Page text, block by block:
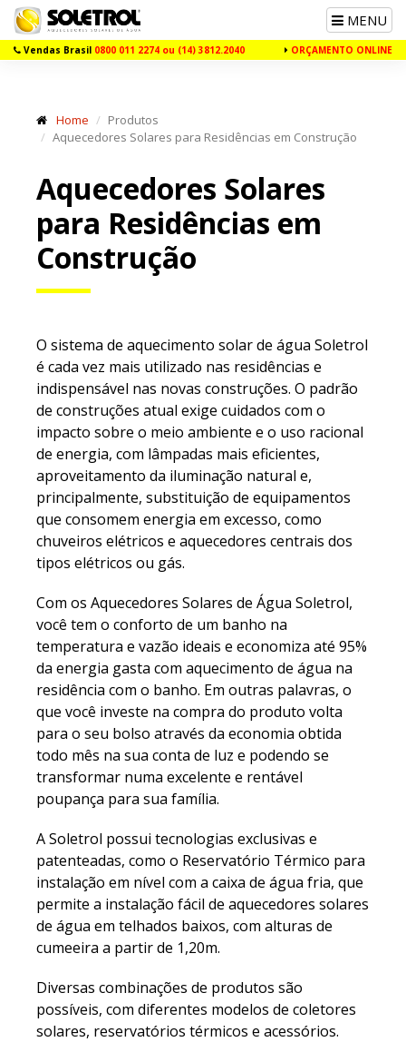
Toggle
navigation
MENU
Vendas Brasil 0800 011 2274 ou (14) 3812.2040 ORÇAMENTO ONLINE
Home
Produtos
Aquecedores Solares para Residências em Construção
Aquecedores Solares
para Residências em
Construção
O sistema de aquecimento solar de água Soletrol
é cada vez mais utilizado nas residências e
indispensável nas novas construções. O padrão
de construções atual exige cuidados com o
impacto sobre o meio ambiente e o uso racional
de energia, com lâmpadas mais eficientes,
aproveitamento da iluminação natural e,
principalmente, substituição de equipamentos
que consomem energia em excesso, como
chuveiros elétricos e aquecedores centrais dos
tipos elétricos ou gás.
Com os Aquecedores Solares de Água Soletrol,
você tem o conforto de um banho na
temperatura e vazão ideais e economiza até 95%
da energia gasta com aquecimento de água na
residência com o banho. Em outras palavras, o
que você investe na compra do produto volta
para o seu bolso através da economia obtida
todo mês na sua conta de luz e podendo se
transformar numa excelente e rentável
poupança para sua família.
A Soletrol possui tecnologias exclusivas e
patenteadas, como o Reservatório Térmico para
instalação em nível com a caixa de água fria, que
permite a instalação fácil de aquecedores solares
de água em telhados baixos, com alturas de
cumeeira a partir de 1,20m.
Diversas combinações de produtos são
possíveis, com diferentes modelos de coletores
solares, reservatórios térmicos e acessórios.